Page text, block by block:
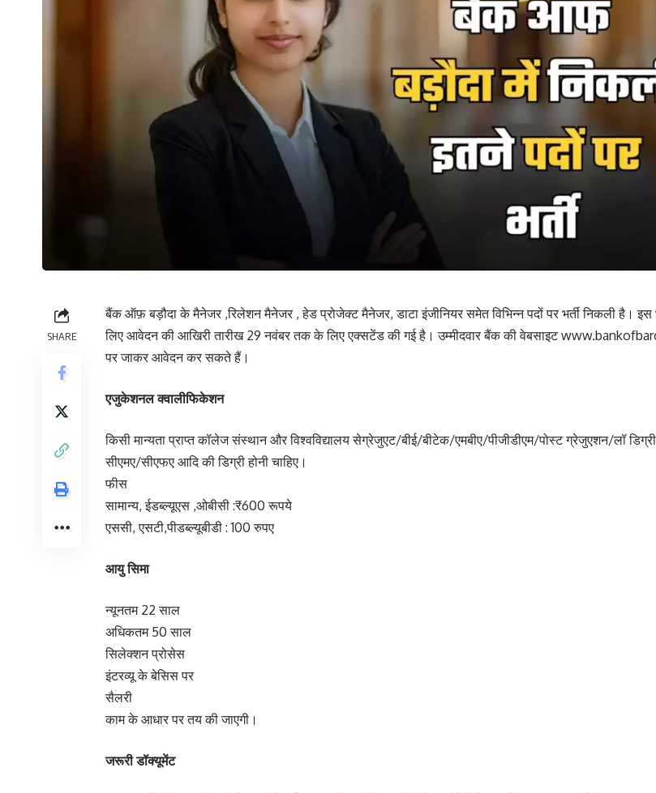
SHARE
बैंक ऑफ़ बड़ौदा के मैनेजर ,रिलेशन मैनेजर , हेड प्रोजेक्ट मैनेजर, डाटा इंजीनियर समेत विभिन्न पदों पर भर्ती निकली है। इस
लिए आवेदन की आखिरी तारीख 29 नवंबर तक के लिए एक्सटेंड की गई है। उम्मीदवार बैंक की वेबसाइट
पर जाकर आवेदन कर सकते हैं।
एजुकेशनल क्वालीफिकेशन
किसी मान्यता प्राप्त कॉलेज संस्थान और विश्वविद्यालय सेग्रेजुएट/बीई/बीटेक/एमबीए/पीजीडीएम/पोस्ट ग्रेजुएशन/लॉ
सीएमए/सीएफए आदि की डिग्री होनी चाहिए।
फीस
सामान्य, ईडब्ल्यूएस ,ओबीसी :₹600 रूपये
एससी, एसटी,पीडब्ल्यूबीडी : 100 रुपए
आयु सिमा
न्यूनतम 22 साल
अधिकतम 50 साल
सिलेक्शन प्रोसेस
इंटरव्यू के बेसिस पर
सैलरी
काम के आधार पर तय की जाएगी।
जरूरी डॉक्यूमेंट